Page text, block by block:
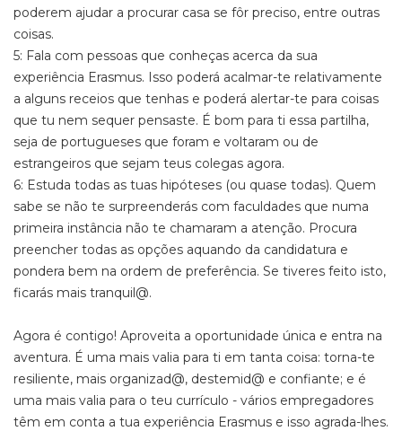
poderem ajudar a procurar casa se fôr preciso, entre outras
coisas.
5: Fala com pessoas que conheças acerca da sua
experiência Erasmus. Isso poderá acalmar-te relativamente
a alguns receios que tenhas e poderá alertar-te para coisas
que tu nem sequer pensaste. É bom para ti essa partilha,
seja de portugueses que foram e voltaram ou de
estrangeiros que sejam teus colegas agora.
6: Estuda todas as tuas hipóteses (ou quase todas). Quem
sabe se não te surpreenderás com faculdades que numa
primeira instância não te chamaram a atenção. Procura
preencher todas as opções aquando da candidatura e
pondera bem na ordem de preferência. Se tiveres feito isto,
ficarás mais tranquil@.
Agora é contigo! Aproveita a oportunidade única e entra na
aventura. É uma mais valia para ti em tanta coisa: torna-te
resiliente, mais organizad@, destemid@ e confiante; e é
uma mais valia para o teu currículo - vários empregadores
têm em conta a tua experiência Erasmus e isso agrada-lhes.